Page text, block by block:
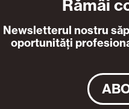
Rămâi
Newsletterul nostru
oportunități